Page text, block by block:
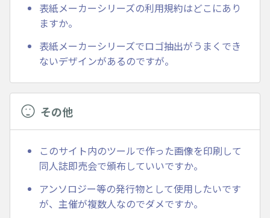
表紙メーカーシリーズの利用規約はどこにあり
ますか。
表紙メーカーシリーズでロゴ抽出がうまくでき
ないデザインがあるのですが。
その他
このサイト内のツールで作った画像を印刷して
同人誌即売会で頒布していいですか。
アンソロジー等の発行物として使用したいです
が、主催が複数人なのでダメですか。